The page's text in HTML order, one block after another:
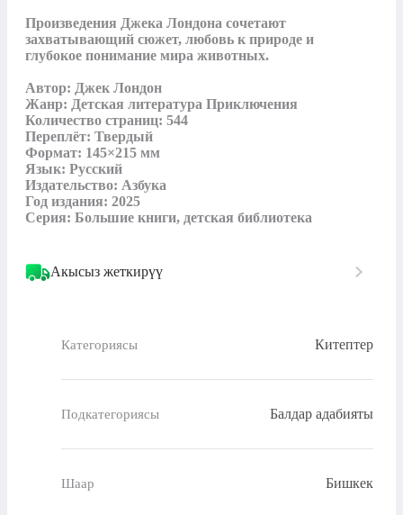
Произведения Джека Лондона сочетают
захватывающий сюжет, любовь к природе и
глубокое понимание мира животных.
Автор: Джек Лондон
Жанр: Детская литература Приключения
Количество страниц: 544
Переплёт: Твердый
Формат: 145×215 мм
Язык: Русский
Издательство: Азбука
Год издания: 2025
Серия: Большие книги, детская библиотека
Акысыз жеткирүү
Категориясы Китептер
Подкатегориясы Балдар адабияты
Шаар Бишкек